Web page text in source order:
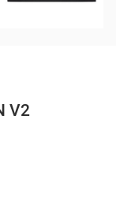
V2